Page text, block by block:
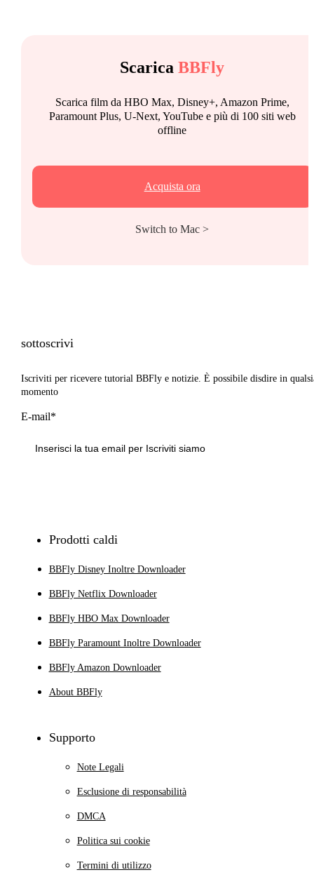
ScaricaBBFly
Scarica film da HBO Max, Disney+, Amazon Prime,
Paramount Plus, U-Next, YouTube e più di 100 siti web
offline
Acquista ora
Switch to Mac >
sottoscrivi
Iscriviti per ricevere tutorial BBFly e notizie. È possibile disdire in
momento
E-mail*
Prodotti caldi
BBFly Disney Inoltre Downloader
BBFly Netflix Downloader
BBFly HBO Max Downloader
BBFly Paramount Inoltre Downloader
BBFly Amazon Downloader
About BBFly
Supporto
Note Legali
Esclusione di responsabilità
DMCA
Politica sui cookie
Termini di utilizzo